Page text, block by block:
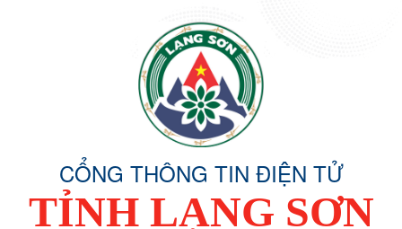
CỔNG THÔNG TIN ĐIỆN TỬ
TỈNH LẠNG SƠN